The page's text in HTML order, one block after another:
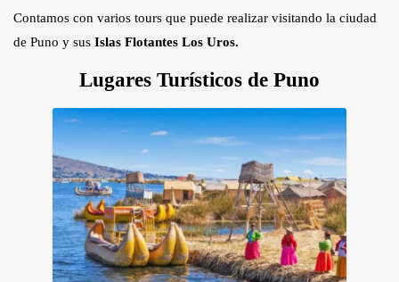
Contamos con varios tours que puede realizar visitando la ciudad
de Puno y sus Islas Flotantes Los Uros.
Lugares Turísticos de Puno